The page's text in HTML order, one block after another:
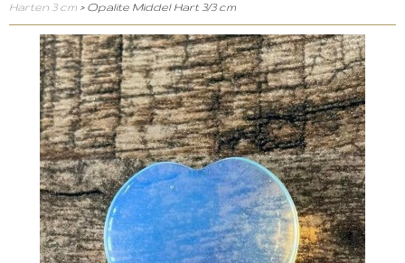
Harten 3 cm > Opalite Middel Hart 3/3 cm